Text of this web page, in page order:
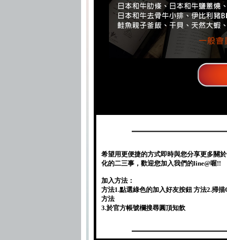
希望用更便捷的方式即時與您分享更多關
化的二三事，歡迎您加入我們的line@喔!!
加入方法：
方法1.點選綠色的加入好友按鈕 方法2.掃描
方法
3.於官方帳號欄搜尋圓頂知飲